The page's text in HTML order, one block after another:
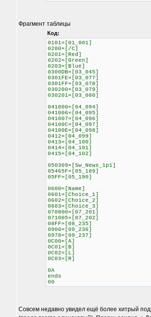
Фрагмент таблицы
Код:
0101=[01_001]
0200=[/C]
0201=[Red]
0202=[Green]
0203=[Blue]
0300DB=[03_045]
0301FE=[03_077]
0301FF=[03_078]
030200=[03_079]
030201=[03_080]
041000=[04_094]
041006=[04_095]
041007=[04_096]
04100C=[04_097]
04100E=[04_098]
0412=[04_099]
0413=[04_100]
0414=[04_101]
0415=[04_102]
050309=[Sw_News_1p1]
05465F=[05_189]
05FF=[05_190]
0600=[Name]
0601=[Choice_1]
0602=[Choice_2]
0603=[Choice_3]
070800=[07_201]
071005=[07_202]
08FF=[08_235]
0900=[09_236]
0978=[09_237]
0C00=[A]
0C01=[B]
0C02=[L]
0C03=[R]
0A
ends
00
Совсем недавно увидел ещё более хитрый